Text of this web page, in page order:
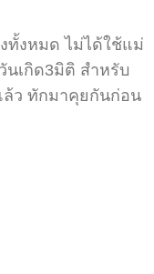
ทั้งหมด ไม่ได้ใช้แม่
นเกิด3มิติ สำหรับ
ล้ว ทักมาคุยกันก่อน